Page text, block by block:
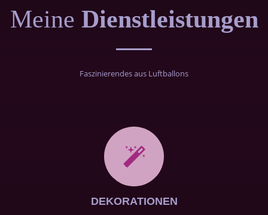
Meine Dienstleistungen
Faszinierendes aus Luftballons
DEKORATIONEN